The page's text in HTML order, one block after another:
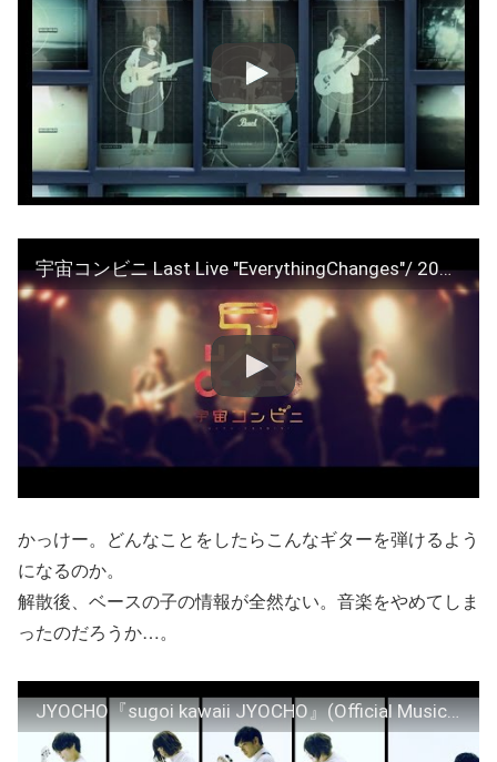
宇宙コンビニ Last Live "EverythingChanges"/ 2015.3.13@京都GROWLY
かっけー。どんなことをしたらこんなギターを弾けるよう
になるのか。
解散後、ベースの子の情報が全然ない。音楽をやめてしま
ったのだろうか…。
JYOCHO『sugoi kawaii JYOCHO』(Official Music Video)